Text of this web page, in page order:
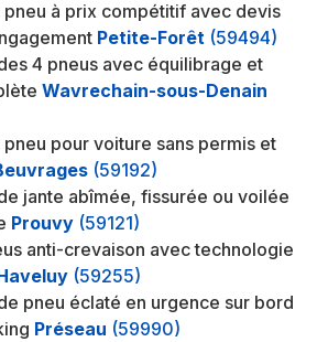
pneu à prix compétitif avec devis
Petite-Forêt (59494)
4 pneus avec équilibrage et
Wavrechain-sous-Denain
pour voiture sans permis et
(59192)
jante abîmée, fissurée ou voilée
Prouvy (59121)
anti-crevaison avec technologie
(59255)
pneu éclaté en urgence sur bord
Préseau (59990)